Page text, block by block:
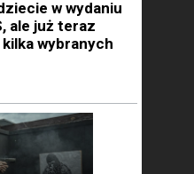
w wydaniu
ale już teraz
wybranych